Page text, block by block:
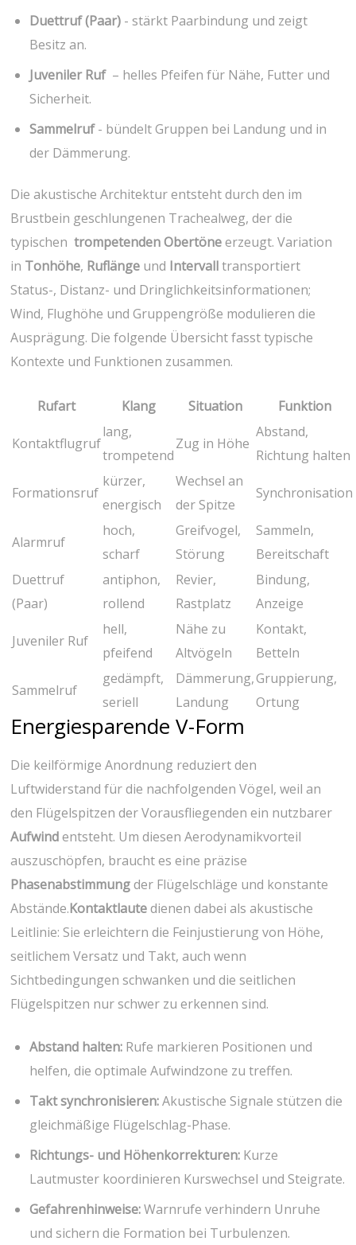
Duettruf (Paar) ⁢- stärkt Paarbindung und zeigt
Besitz an.
Juveniler​ Ruf​ – ⁣helles Pfeifen für Nähe, Futter und
⁤Sicherheit.
Sammelruf-⁣ bündelt Gruppen bei Landung⁤ und in
der Dämmerung.
Die akustische Architektur entsteht durch den⁤ im ​
Brustbein geschlungenen Trachealweg, der die
typischen ​trompetenden‌ Obertöneerzeugt.​ Variation
⁣in Tonhöhe, Ruflänge und Intervalltransportiert
⁣Status-, Distanz- und ⁢Dringlichkeitsinformationen;
⁤Wind, Flughöhe und Gruppengröße modulieren die
Ausprägung. Die folgende Übersicht fasst typische
Kontexte ‍und Funktionen zusammen.
Rufart Klang Situation Funktion
Kontaktflugruf
lang,
trompetend
Zug in ⁤Höhe
Abstand,
Richtung halten
Formationsruf
kürzer,
energisch
Wechsel an
der ​Spitze
Synchronisation
Alarmruf
hoch,
scharf
Greifvogel,
Störung
Sammeln,
Bereitschaft
Duettruf⁢
(Paar)
antiphon,​
rollend
Revier,
⁣Rastplatz
Bindung,
Anzeige
Juveniler Ruf
hell,
pfeifend
Nähe zu
Altvögeln
Kontakt,
Betteln
Sammelruf
gedämpft,
seriell
Dämmerung,
Landung
Gruppierung,
Ortung
Energiesparende V-Form
Die keilförmige Anordnung reduziert den
‌Luftwiderstand für die nachfolgenden‌ Vögel,​ weil an⁤
den Flügelspitzen der Vorausfliegenden ein nutzbarer
Aufwindentsteht. Um diesen Aerodynamikvorteil
auszuschöpfen, ⁤braucht es eine präzise
Phasenabstimmungder Flügelschläge und konstante ​
Abstände.Kontaktlautedienen dabei als akustische
Leitlinie: Sie erleichtern die Feinjustierung von Höhe,
seitlichem Versatz ‍und‍ Takt, auch⁤ wenn
Sichtbedingungen‍ schwanken und‌ die seitlichen‌
Flügelspitzen⁤ nur schwer zu erkennen sind.
Abstand ⁢halten: Rufe markieren ⁤Positionen und
⁤helfen, die⁣ optimale ‍Aufwindzone ‌zu treffen.
Takt synchronisieren:Akustische Signale stützen die
gleichmäßige Flügelschlag-Phase.
Richtungs- und ⁢Höhenkorrekturen: Kurze ​
Lautmuster‍ koordinieren Kurswechsel und Steigrate.
Gefahrenhinweise:Warnrufe⁢ verhindern Unruhe
und sichern die Formation bei Turbulenzen.